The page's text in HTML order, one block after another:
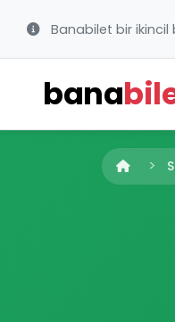
Banabilet bir ikincil
bana